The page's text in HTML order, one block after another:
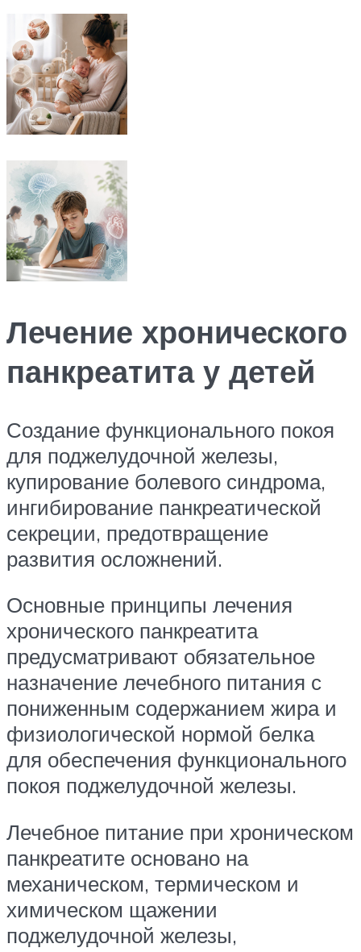
Лечение хронического
панкреатита у детей
Создание функционального покоя
для поджелудочной железы,
купирование болевого синдрома,
ингибирование панкреатической
секреции, предотвращение
развития осложнений.
Основные принципы лечения
хронического панкреатита
предусматривают обязательное
назначение лечебного питания с
пониженным содержанием жира и
физиологической нормой белка
для обеспечения функционального
покоя поджелудочной железы.
Лечебное питание при хроническом
панкреатите основано на
механическом, термическом и
химическом щажении
поджелудочной железы,